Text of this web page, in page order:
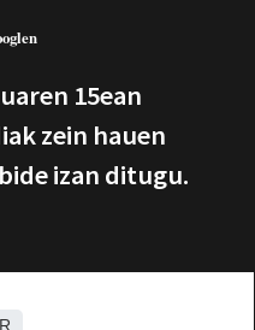
15ean
zein hauen
izan ditugu.